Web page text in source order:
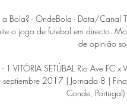
Bola? - OndeBola - Data/Canal
o jogo de futebol em directo.
de opinião
- 1 VITÓRIA SETÚBAL Rio Ave FC
septiembre 2017 | Jornada 8 |
Conde,